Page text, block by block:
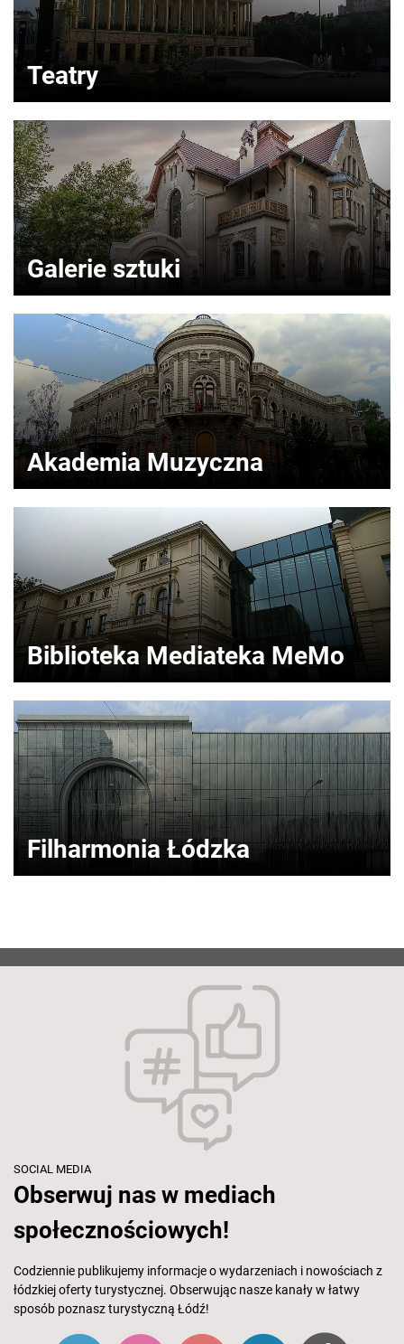
Teatry
Galerie sztuki
Akademia Muzyczna
Biblioteka Mediateka MeMo
Filharmonia Łódzka
SOCIAL MEDIA
Obserwuj nas w mediach
społecznościowych!
Codziennie publikujemy informacje o wydarzeniach i nowościach z
łódzkiej oferty turystycznej. Obserwując nasze kanały w łatwy
sposób poznasz turystyczną Łódź!